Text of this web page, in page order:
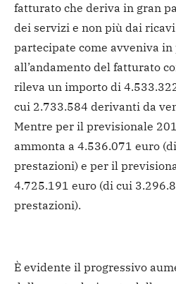
fatturato che deriva in gran
dei servizi e non più dai
partecipate come avveniva
all’andamento del fatturato
rileva un importo di
cui 2.733.584 derivanti da
Mentre per il previsionale
ammonta a 4.536.071 euro
prestazioni) e per il
4.725.191 euro (di cui
prestazioni).
È evidente il progressivo